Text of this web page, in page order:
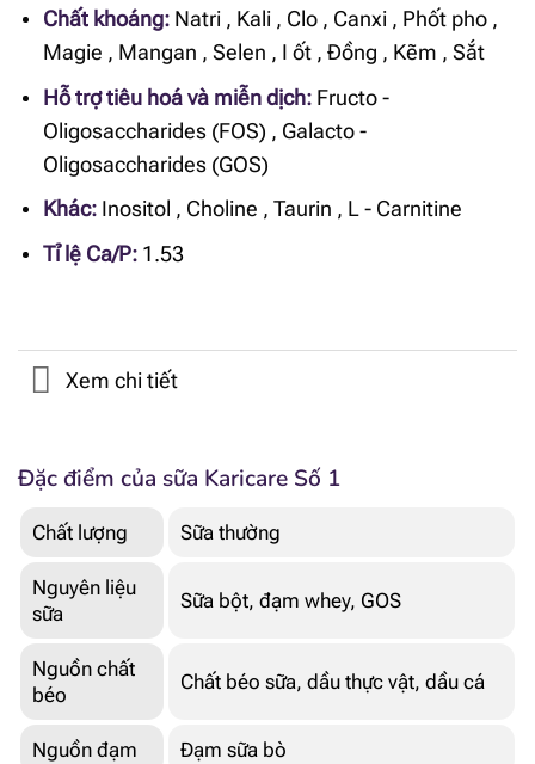
Chất khoáng: Natri, Kali, Clo, Canxi, Phốt pho,
Magie , Mangan , Selen , I ốt, Đồng , Kẽm , Sắt
Hỗ trợ tiêu hoá và miễn dịch: Fructo -
Oligosaccharides (FOS) , Galacto -
Oligosaccharides (GOS)
Khác: Inositol , Choline , Taurin , L - Carnitine
Tỉ lệ Ca/P:1.53
Xem chi tiết
Đặc điểm của sữa Karicare Số 1
Chất lượng Sữa thường
Nguyên liệu
sữa
Sữa bột, đạm whey, GOS
Nguồn chất
béo
Chất béo sữa, dầu thực vật, dầu cá
Nguồn đạm Đạm sữa bò